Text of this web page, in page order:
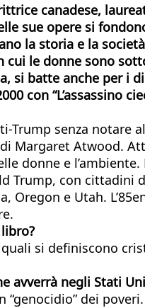
canadese,
sue opere si
la storia e la
cui le donne sono
si batte anche per i
con “L’assassino
Trump senza
Margaret Atwood.
donne e
Trump, con cittadini
Oregon e Utah.
si definiscono
avverrà negli Stati
“genocidio” dei